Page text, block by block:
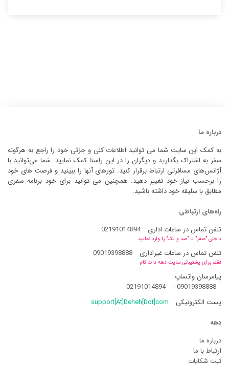
درباره ما
به کمک این سایت شما می توانید اطلاعات کلی و جزئی خود را راجع به هرگونه
سفر به اشتراک بگذارید و دیگران را در این راستا کمک نمایید. شما می‌توانید با
آژانس‌های مسافرتی ارتباط برقرار کنید. تورهای آنها را ببینید و فرصت های خود
را برحسب نیاز خود تغییر دهید. همچنین می توانید برای خود برنامه سفری
مطابق با سلیقه خود داشته باشید.
راه‌های ارتباطی
تلفن تماس در ساعات اداری
02191014894
داخلی "صفر" یا "صد و یک" را وارد نمایید
تلفن تماس در ساعات غیراداری 09019398888
فقط برای پشتیبانی سایت دهه دات کام
پیامرسان واتساپ
09019398888
-
02191014894
پست الکترونیکی
support[At]Deheh[Dot]com
دهه
درباره ما
ارتباط با ما
ثبت شکایات